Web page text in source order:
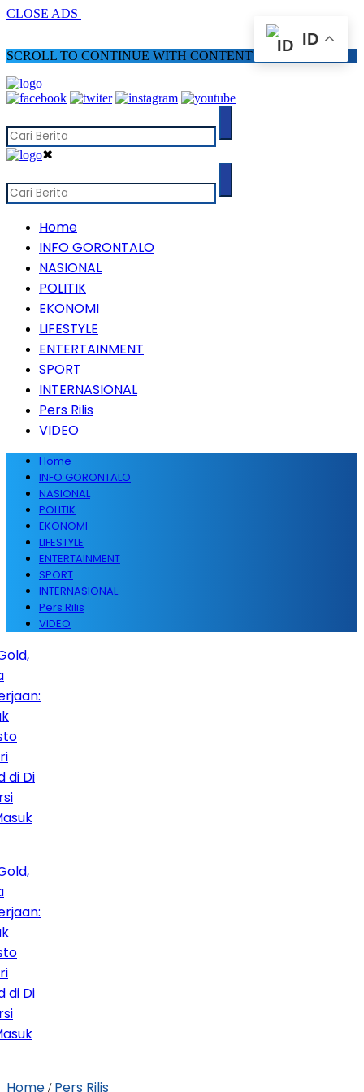
CLOSE ADS
SCROLL TO CONTINUE WITH CONTENT
✖
Home
INFO GORONTALO
NASIONAL
POLITIK
EKONOMI
LIFESTYLE
ENTERTAINMENT
SPORT
INTERNASIONAL
Pers Rilis
VIDEO
Home
INFO GORONTALO
NASIONAL
POLITIK
EKONOMI
LIFESTYLE
ENTERTAINMENT
SPORT
INTERNASIONAL
Pers Rilis
VIDEO
Di
Di
Home / Pers Rilis
ID